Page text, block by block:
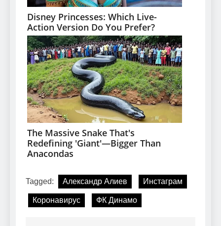
Tagged: Александр Алиев Инстаграм
Коронавирус ФК Динамо